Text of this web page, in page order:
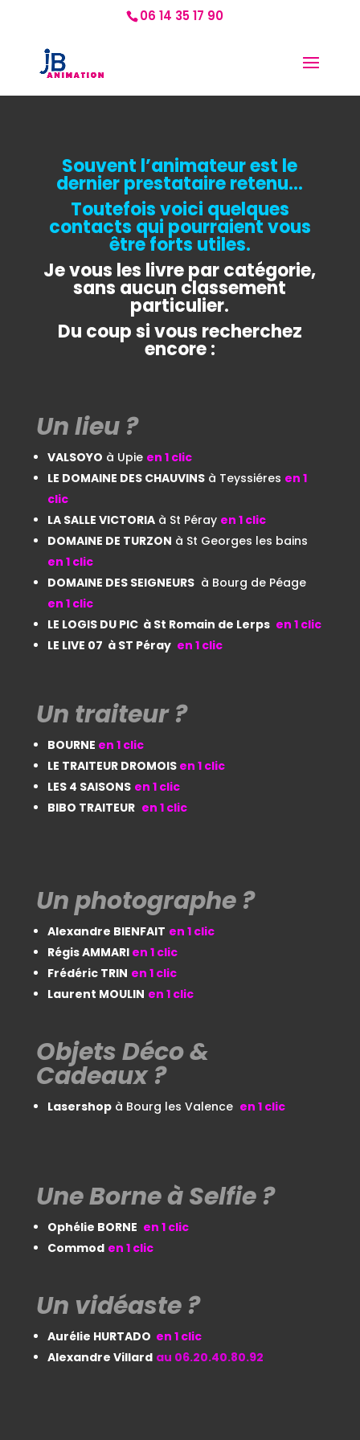
06 14 35 17 90
Souvent l’animateur est le
dernier prestataire retenu…
Toutefois voici quelques
contacts qui pourraient vous
être forts utiles.
Je vous les livre par catégorie,
sans aucun classement
particulier.
Du coup si vous recherchez
encore :
Un lieu ?
VALSOYO à Upie en 1 clic
LE DOMAINE DES CHAUVINSà Teyssiéres en 1
clic
LA SALLE VICTORIAà St Péray en 1 clic
DOMAINE DE TURZON à St Georges les bains
en 1 clic
DOMAINE DES SEIGNEURSà Bourg de Péage
en 1 clic
LE LOGIS DU PIC à St Romain de Lerps en 1 clic
LE LIVE 07 à ST Péray en 1 clic
Un traiteur ?
BOURNE en 1 clic
LE TRAITEUR DROMOIS en 1 clic
LES 4 SAISONS en 1 clic
BIBO TRAITEUR en 1 clic
Un photographe ?
Alexandre BIENFAIT en 1 clic
Régis AMMARI en 1 clic
Frédéric TRIN en 1 clic
Laurent MOULIN en 1 clic
Objets Déco &
Cadeaux ?
Lasershopà Bourg les Valence en 1 clic
Une Borne à Selfie ?
Ophélie BORNE en 1 clic
Commod en 1 clic
Un vidéaste ?
Aurélie HURTADO en 1 clic
Alexandre Villard au 06.20.40.80.92